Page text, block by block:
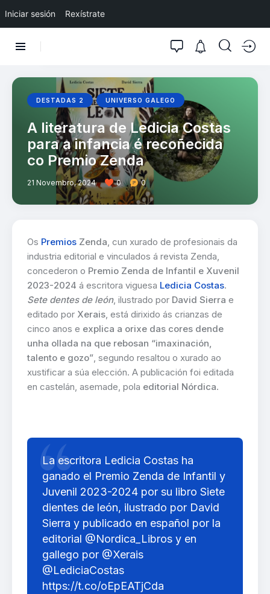
Iniciar sesión Rexístrate
DESTADAS 2 UNIVERSO GALEGO
A literatura de Ledicia Costas
para a infancia é recoñecida
co Premio Zenda
21 Novembro, 2024 0 0
Os Premios Zenda , cun xurado de profesionais da
industria editorial e vinculados á revista Zenda,
concederon o Premio Zenda de Infantil e Xuvenil
2023-2024 á escritora viguesa Ledicia Costas.
Sete dentes de león, ilustrado por David Sierra e
editado por Xerais , está dirixido ás crianzas de
cinco anos e explica a orixe das cores dende
unha ollada na que rebosan “imaxinación,
talento e gozo” , segundo resaltou o xurado ao
xustificar a súa elección. A publicación foi editada
en castelán, asemade, pola editorial Nórdica.
La escritora Ledicia Costas ha
ganado el Premio Zenda de Infantil y
Juvenil 2023-2024 por su libro Siete
dientes de león, ilustrado por David
Sierra y publicado en español por la
editorial @Nordica_Libros y en
gallego por @Xerais
@LediciaCostas
https://t.co/oEpEATjCda